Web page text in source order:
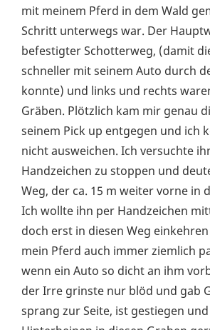
mit meinem Pferd in dem Wald
Schritt unterwegs war. Der
befestigter Schotterweg, (damit
schneller mit seinem Auto durch
konnte) und links und rechts
Gräben. Plötzlich kam mir genau
seinem Pick up entgegen und ich
nicht ausweichen. Ich versuchte
Handzeichen zu stoppen und
Weg, der ca. 15 m weiter vorne in
Ich wollte ihn per Handzeichen
doch erst in diesen Weg
mein Pferd auch immer ziemlich
wenn ein Auto so dicht an ihm
der Irre grinste nur blöd und gab
sprang zur Seite, ist gestiegen